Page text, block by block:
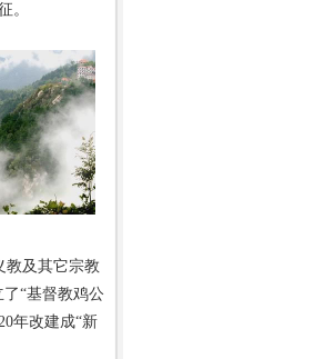
。
及其它宗教
“基督教鸡公
年改建成“新